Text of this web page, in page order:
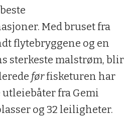
Med bruset fra
flytebryggene og en
sterkeste malstrøm, blir
førfisketuren har
utleiebåter fra Gemi
og 32 leiligheter.